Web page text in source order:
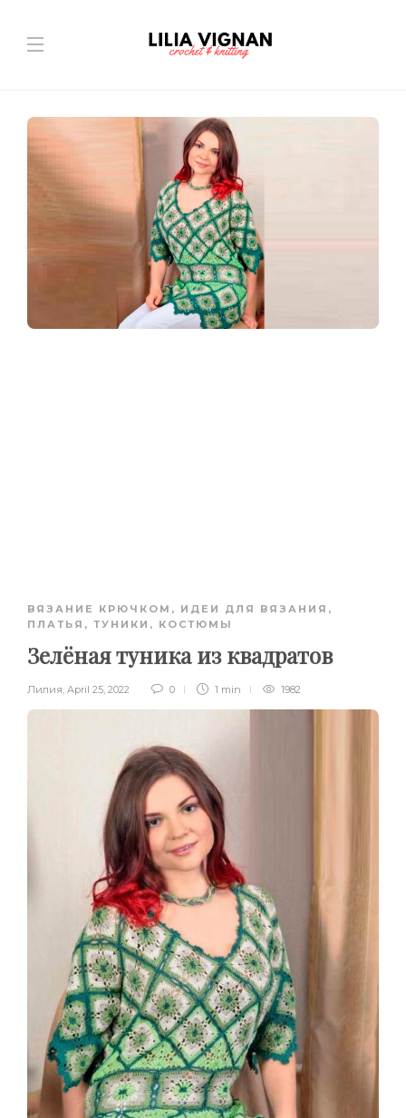
ВЯЗАНИЕ КРЮЧКОМ , ИДЕИ ДЛЯ ВЯЗАНИЯ ,
ПЛАТЬЯ, ТУНИКИ, КОСТЮМЫ
Зелёная туника из квадратов
Лилия, April 25, 2022 0 1 min 1982